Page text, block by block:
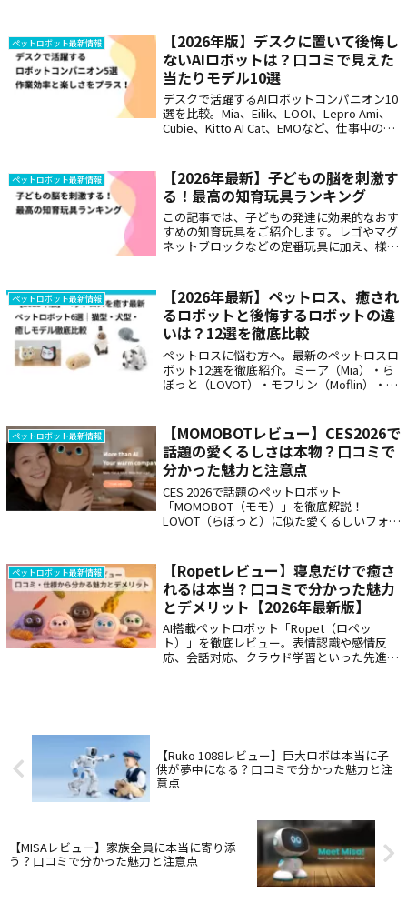
1970年に日本のロボット工学者・森政弘に...
ペットロボット最新情報
【2026年版】デスクに置いて後悔し
ないAIロボットは？口コミで見えた
当たりモデル10選
デスクで活躍するAIロボットコンパニオン10
選を比較。Mia、Eilik、LOOI、Lepro Ami、
Cubie、Kitto AI Cat、EMOなど、仕事中の癒
イバシー確認まで、2026年版としてわかりや
すく解説します。
ペットロボット最新情報
【2026年最新】子どもの脳を刺激す
る！最高の知育玩具ランキング
この記事では、子どもの発達に効果的なおす
すめの知育玩具をご紹介します。レゴやマグ
ネットブロックなどの定番玩具に加え、様々
玩具で、お子さまの成長をサポートしましょ
う。
ペットロボット最新情報
【2026年最新】ペットロス、癒され
るロボットと後悔するロボットの違
いは？12選を徹底比較
ペットロスに悩む方へ。最新のペットロスロ
ボット12選を徹底紹介。ミーア（Mia）・ら
ぼっと（LOVOT）・モフリン（Moflin）・ア
ト）などのペットロボットの特徴や価格、お
すすめ層などをわかりやすく解説します。
ペットロボット最新情報
【MOMOBOTレビュー】CES2026で
話題の愛くるしさは本物？口コミで
分かった魅力と注意点
CES 2026で話題のペットロボット
「MOMOBOT（モモ）」を徹底解説！
LOVOT（らぼっと）に似た愛くるしいフォル
比較をまとめました。癒やしと最新テックを
両立したMOMOBOTの魅力をチェック！
ペットロボット最新情報
【Ropetレビュー】寝息だけで癒さ
れるは本当？口コミで分かった魅力
とデメリット【2026年最新版】
AI搭載ペットロボット「Ropet（ロペッ
ト）」を徹底レビュー。表情認識や感情反
応、会話対応、クラウド学習といった先進機
【Ruko 1088レビュー】巨大ロボは本当に子
供が夢中になる？口コミで分かった魅力と注
意点
【MISAレビュー】家族全員に本当に寄り添
う？口コミで分かった魅力と注意点